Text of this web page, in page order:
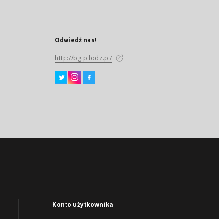
Odwiedź nas!
http://bg.p.lodz.pl/
Konto użytkownika